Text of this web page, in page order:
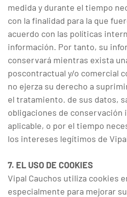
medida y durante el tiempo
con la finalidad para la que
acuerdo con las políticas
información. Por tanto, su
conservará mientras exista
poscontractual y/o comercial
no ejerza su derecho a
el tratamiento. de sus datos,
obligaciones de conservación
aplicable, o por el tiempo
los intereses legítimos de
7. EL USO DE COOKIES
Vipal Cauchos utiliza cookies
especialmente para mejorar